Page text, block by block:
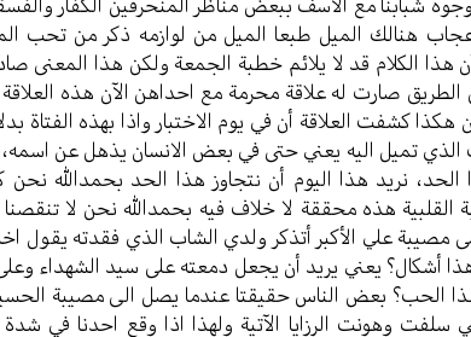
هنالك الميل طبعا الميل من لوازمه ذكر من تحب
الكلام قد لا يلائم خطبة الجمعة ولكن هذا المعنى
صارت له علاقة محرمة مع احداهن الآن هذه
هكذا كشفت العلاقة أن في يوم الاختبار واذا بهذه الفتاة
الذي تميل اليه يعني حتى في بعض الانسان يذهل عن اسمه،
نريد هذا اليوم أن نتجاوز هذا الحد بحمدالله نحن
القلبية هذه محققة لا خلاف فيه بحمدالله نحن لا
مصيبة علي الأكبر أتذكر ولدي الشاب الذي فقدته يقول
أشكال؟ يعني يريد أن يجعل دمعته على سيد الشهداء
الحب؟ بعض الناس حقيقتا عندما يصل الى مصيبة
سلفت وهونت الرزايا الآتية ولهذا اذا وقع احدنا في